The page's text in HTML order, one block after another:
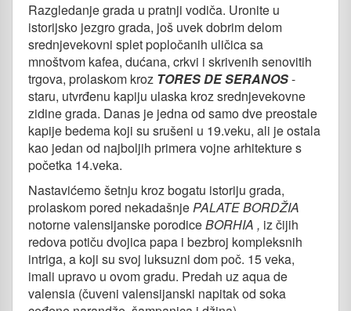
Razgledanje grada u pratnji vodiča. Uronite u
istorijsko jezgro grada, još uvek dobrim delom
srednjevekovni splet popločanih uličica sa
mnoštvom kafea, dućana, crkvi i skrivenih senovitih
trgova, prolaskom kroz TORES DE SERANOS-
staru, utvrđenu kapiju ulaska kroz srednjevekovne
zidine grada. Danas je jedna od samo dve preostale
kapije bedema koji su srušeni u 19.veku, ali je ostala
kao jedan od najboljih primera vojne arhitekture s
početka 14.veka.
Nastavićemo šetnju kroz bogatu istoriju grada,
prolaskom pored nekadašnjePALATE BORDŽIA
notorne valensijanske porodiceBORHIA , iz čijih
redova potiču dvojica papa i bezbroj kompleksnih
intriga, a koji su svoj luksuzni dom poč. 15 veka,
imali upravo u ovom gradu. Predah uz aqua de
valensia (čuveni valensijanski napitak od soka